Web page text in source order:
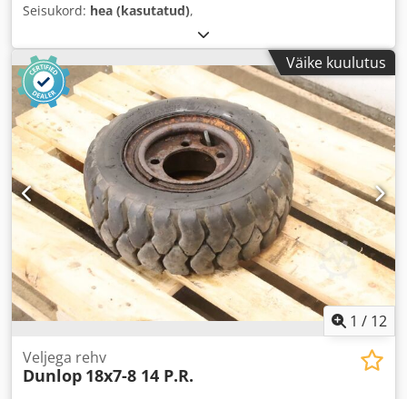
Seisukord: hea (kasutatud),
Väike kuulutus
1 / 12
Veljega rehv
Dunlop 18x7-8 14 P.R.